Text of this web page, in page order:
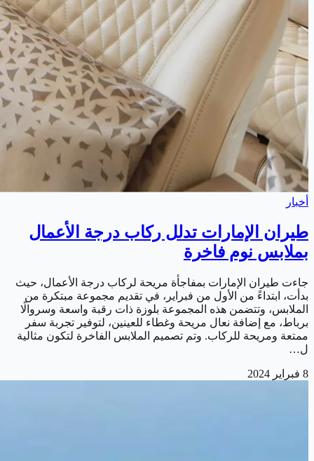
أخبار
طيران الإمارات تدلل ركاب درجة الأعمال
بملابس نوم فاخرة
جاءت طيران الإمارات بمفاجأة مريحة لركاب درجة الأعمال، حيث
بدأت، ابتداءً من الأول من فبراير، في تقديم مجموعة مبتكرة من
الملابس، وتتضمن هذه المجموعة بلوزة ذات رقبة واسعة وسروالًا
برباط، مع إضافة نعال مريحة وغطاء للعينين، لتوفير تجربة سفر
ممتعة ومريحة للركاب. وتم تصميم الملابس الفاخرة لتكون مثالية
ل…
8 فبراير 2024